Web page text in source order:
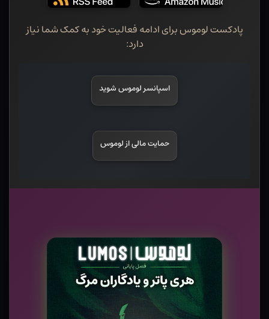
پادکست لوموس برای ادامه فعالیت خود به کمک شما نیاز
دارد:
اسپانسر لوموس شوید
حمایت مالی از لوموس